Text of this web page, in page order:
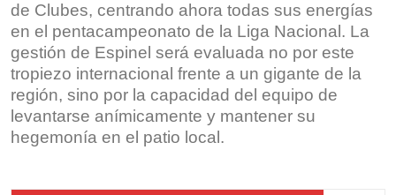
de Clubes, centrando ahora todas sus energías
en el pentacampeonato de la Liga Nacional. La
gestión de Espinel será evaluada no por este
tropiezo internacional frente a un gigante de la
región, sino por la capacidad del equipo de
levantarse anímicamente y mantener su
hegemonía en el patio local.